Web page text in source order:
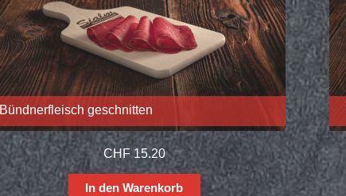
Bündnerfleisch geschnitten
CHF15.20
In den Warenkorb